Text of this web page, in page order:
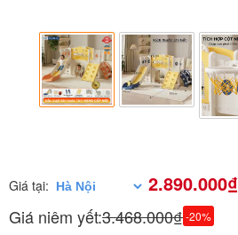
Giá tại: 2.890.000₫
Giá niêm yết:3.468.000₫-20%